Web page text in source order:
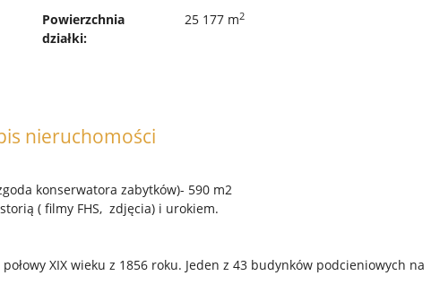
Powierzchnia
działki:
25 177 m2
nieruchomości
konserwatora zabytków)- 590 m2
( filmy FHS, zdjęcia) i urokiem.
XIX wieku z 1856 roku. Jeden z 43 budynków podcieniowych na